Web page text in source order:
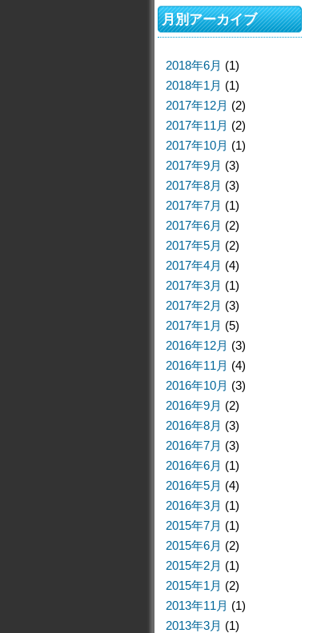
月別アーカイブ
2018年6月 (1)
2018年1月 (1)
2017年12月 (2)
2017年11月 (2)
2017年10月 (1)
2017年9月 (3)
2017年8月 (3)
2017年7月 (1)
2017年6月 (2)
2017年5月 (2)
2017年4月 (4)
2017年3月 (1)
2017年2月 (3)
2017年1月 (5)
2016年12月 (3)
2016年11月 (4)
2016年10月 (3)
2016年9月 (2)
2016年8月 (3)
2016年7月 (3)
2016年6月 (1)
2016年5月 (4)
2016年3月 (1)
2015年7月 (1)
2015年6月 (2)
2015年2月 (1)
2015年1月 (2)
2013年11月 (1)
2013年3月 (1)